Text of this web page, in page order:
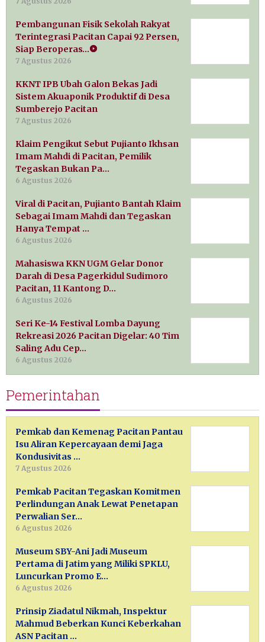
Pembangunan Fisik Sekolah Rakyat
Terintegrasi Pacitan Capai 92 Persen,
Siap Beroperas…
7 Agustus 2026
KKNT IPB Ubah Galon Bekas Jadi
Sistem Akuaponik Produktif di Desa
Sumberejo Pacitan
7 Agustus 2026
Klaim Pengikut Sebut Pujianto Ikhsan
Imam Mahdi di Pacitan, Pemilik
Tegaskan Bukan Pa…
6 Agustus 2026
Viral di Pacitan, Pujianto Bantah Klaim
Sebagai Imam Mahdi dan Tegaskan
Hanya Tempat …
6 Agustus 2026
Mahasiswa KKN UGM Gelar Donor
Darah di Desa Pagerkidul Sudimoro
Pacitan, 11 Kantong D…
6 Agustus 2026
Seri Ke-14 Festival Lomba Dayung
Rekreasi 2026 Pacitan Digelar: 40 Tim
Saling Adu Cep…
6 Agustus 2026
Pemerintahan
Pemkab dan Kemenag Pacitan Pantau
Isu Aliran Kepercayaan demi Jaga
Kondusivitas …
7 Agustus 2026
Pemkab Pacitan Tegaskan Komitmen
Perlindungan Anak Lewat Penetapan
Perwalian Ser…
6 Agustus 2026
Museum SBY-Ani Jadi Museum
Pertama di Jatim yang Miliki SPKLU,
Luncurkan Promo E…
6 Agustus 2026
Prinsip Ziadatul Nikmah, Inspektur
Mahmud Beberkan Kunci Keberkahan
ASN Pacitan …